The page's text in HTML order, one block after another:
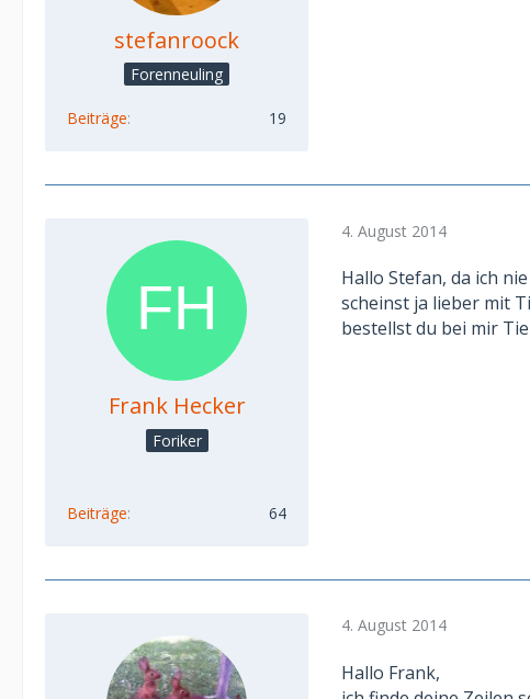
stefanroock
Forenneuling
Beiträge 19
Frank Hecker
Foriker
Beiträge 64
4. August 2014
Hallo Stefan, da ich
scheinst ja lieber mit
bestellst du bei mir
4. August 2014
Hallo Frank,